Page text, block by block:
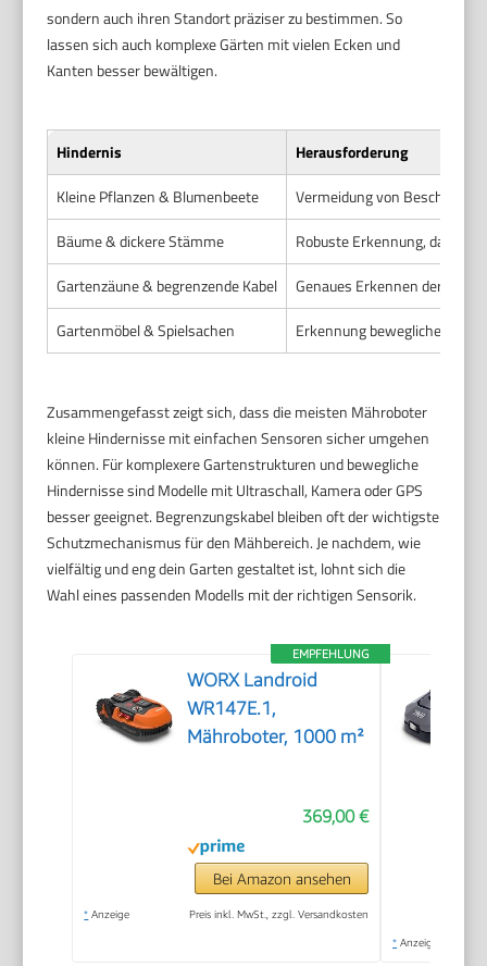
sondern auch ihren Standort präziser zu bestimmen. So
lassen sich auch komplexe Gärten mit vielen Ecken und
Kanten besser bewältigen.
Hindernis
Herausforderung
Kleine Pflanzen & Blumenbeete
Vermeidung von
Bäume & dickere Stämme
Robuste Erkennung, da
Gartenzäune & begrenzende Kabel
Genaues Erkennen der
Gartenmöbel & Spielsachen
Erkennung beweglicher und
Zusammengefasst zeigt sich, dass die meisten Mähroboter
kleine Hindernisse mit einfachen Sensoren sicher umgehen
können. Für komplexere Gartenstrukturen und bewegliche
Hindernisse sind Modelle mit Ultraschall, Kamera oder GPS
besser geeignet. Begrenzungskabel bleiben oft der wichtigste
Schutzmechanismus für den Mähbereich. Je nachdem, wie
vielfältig und eng dein Garten gestaltet ist, lohnt sich die
Wahl eines passenden Modells mit der richtigen Sensorik.
EMPFEHLUNG
WORX Landroid
WR147E.1,
Mähroboter, 1000 m²
369,00 €
Bei Amazon ansehen
* Anzeige Preis inkl. MwSt., zzgl. Versandkosten
* Anzeige